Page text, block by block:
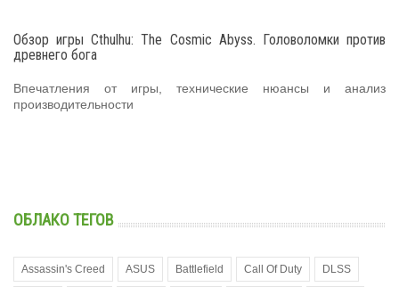
Обзор игры Cthulhu: The Cosmic Abyss. Головоломки против
древнего бога
Впечатления от игры, технические нюансы и анализ
производительности
ОБЛАКО ТЕГОВ
Assassin's Creed ASUS Battlefield Call Of Duty DLSS